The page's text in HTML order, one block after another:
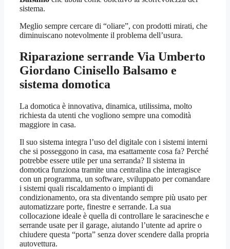
sistema.
Meglio sempre cercare di “oliare”, con prodotti mirati, che
diminuiscano notevolmente il problema dell’usura.
Riparazione serrande Via Umberto
Giordano Cinisello Balsamo e
sistema domotica
La domotica è innovativa, dinamica, utilissima, molto
richiesta da utenti che vogliono sempre una comodità
maggiore in casa.
Il suo sistema integra l’uso del digitale con i sistemi interni
che si posseggono in casa, ma esattamente cosa fa? Perché
potrebbe essere utile per una serranda? Il sistema in
domotica funziona tramite una centralina che interagisce
con un programma, un software, sviluppato per comandare
i sistemi quali riscaldamento o impianti di
condizionamento, ora sta diventando sempre più usato per
automatizzare porte, finestre e serrande. La sua
collocazione ideale è quella di controllare le saracinesche e
serrande usate per il garage, aiutando l’utente ad aprire o
chiudere questa “porta” senza dover scendere dalla propria
autovettura.